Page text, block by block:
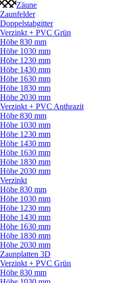
Zäune
Zaunfelder
Doppelstabgitter
Verzinkt + PVC Grün
Höhe 830 mm
Höhe 1030 mm
Höhe 1230 mm
Höhe 1430 mm
Höhe 1630 mm
Höhe 1830 mm
Höhe 2030 mm
Verzinkt + PVC Anthrazit
Höhe 830 mm
Höhe 1030 mm
Höhe 1230 mm
Höhe 1430 mm
Höhe 1630 mm
Höhe 1830 mm
Höhe 2030 mm
Verzinkt
Höhe 830 mm
Höhe 1030 mm
Höhe 1230 mm
Höhe 1430 mm
Höhe 1630 mm
Höhe 1830 mm
Höhe 2030 mm
Zaunplatten 3D
Verzinkt + PVC Grün
Höhe 830 mm